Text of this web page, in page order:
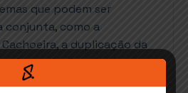
que podem ser
conjunta, como a
a duplicação da
a revitalização da
implementação de aterros